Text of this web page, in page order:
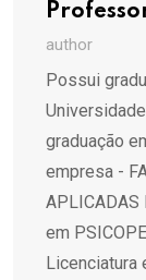
author
Possui
graduação
empresa -
APLICADAS
em
Licenciatura